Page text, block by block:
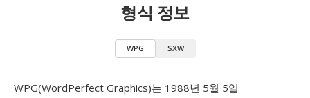
형식 정보
WPG SXW
WPG(WordPerfect Graphics)는 1988년 5월 5일